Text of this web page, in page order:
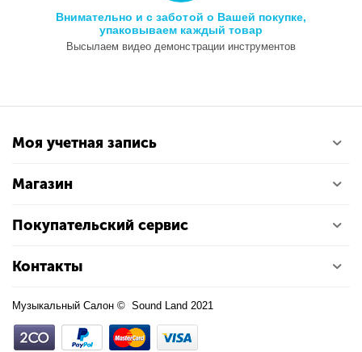
Внимательно и с заботой о Вашей покупке,
упаковываем каждый товар
Высылаем видео демонстрации инструментов
Моя учетная запись
Магазин
Покупательский сервис
Контакты
Музыкальный Салон © Sound Land 2021